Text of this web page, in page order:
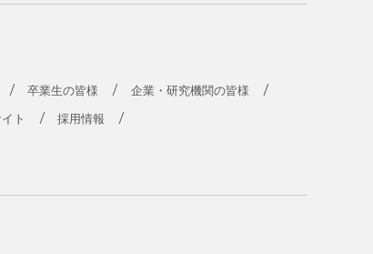
卒業生の皆様 企業・研究機関の皆様
ト 採用情報